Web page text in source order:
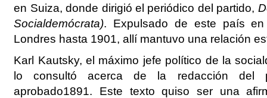
en Suiza, donde dirigió el periódico del partido,
Socialdemócrata). Expulsado de este país
Londres hasta 1901, allí mantuvo una relación
Karl Kautsky, el máximo jefe político de la
lo consultó acerca de la redacción del
aprobado1891. Este texto quiso ser una